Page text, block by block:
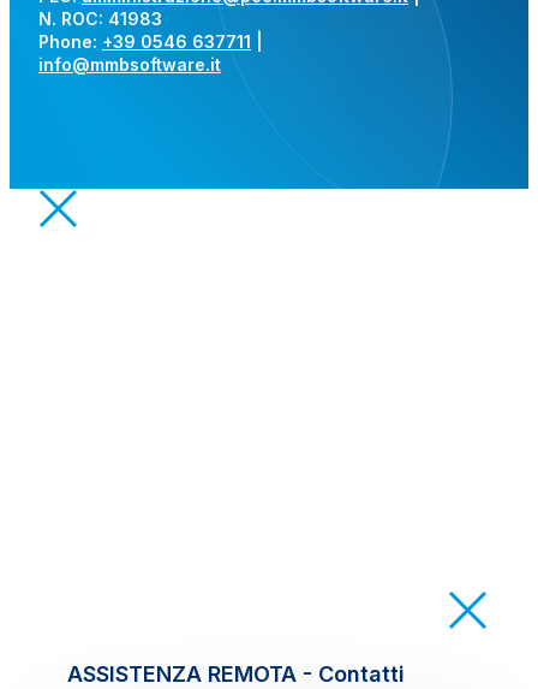
N. ROC: 41983
Phone: +39 0546 637711
info@mmbsoftware.it
ASSISTENZA REMOTA - Contatti